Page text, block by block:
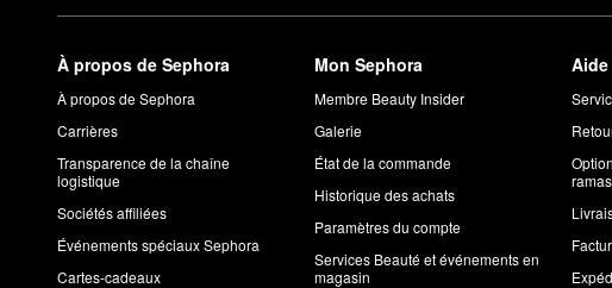
À propos de Sephora
À propos de Sephora
Carrières
Transparence de la chaîne
logistique
Sociétés affiliées
Événements spéciaux Sephora
Cartes-cadeaux
Mon Sephora
Membre Beauty Insider
Galerie
État de la commande
Historique des achats
Paramètres du compte
Services Beauté et événements en
magasin
Aide